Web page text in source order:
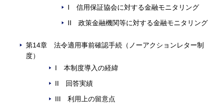
I 信用保証協会に対する金融モニタリング
II 政策金融機関等に対する金融モニタリング
第14章 法令適用事前確認手続（ノーアクションレター制
度）
I 本制度導入の経緯
II 回答実績
III 利用上の留意点